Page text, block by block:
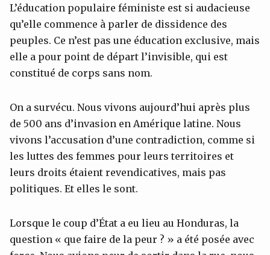
L’éducation populaire féministe est si audacieuse
qu’elle commence à parler de dissidence des
peuples. Ce n’est pas une éducation exclusive, mais
elle a pour point de départ l’invisible, qui est
constitué de corps sans nom.
On a survécu. Nous vivons aujourd’hui après plus
de 500 ans d’invasion en Amérique latine. Nous
vivons l’accusation d’une contradiction, comme si
les luttes des femmes pour leurs territoires et
leurs droits étaient revendicatives, mais pas
politiques. Et elles le sont.
Lorsque le coup d’État a eu lieu au Honduras, la
question « que faire de la peur ? » a été posée avec